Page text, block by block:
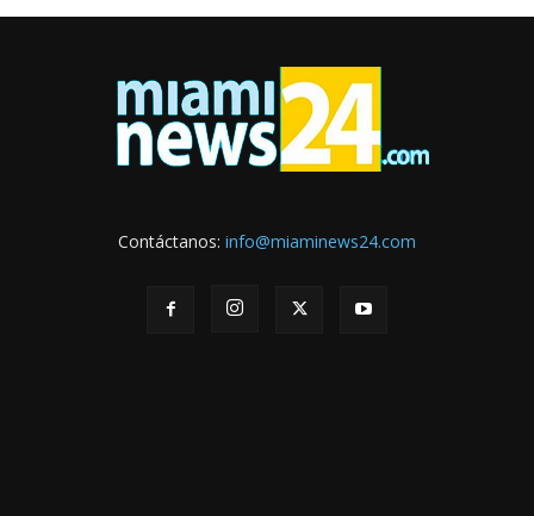
Contáctanos: info@miaminews24.com